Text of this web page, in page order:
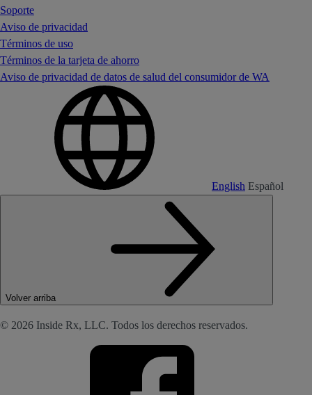
Soporte
Aviso de privacidad
Términos de uso
Términos de la tarjeta de ahorro
Aviso de privacidad de datos de salud del consumidor de WA
English Español
Volver arriba
© 2026 Inside Rx, LLC. Todos los derechos reservados.